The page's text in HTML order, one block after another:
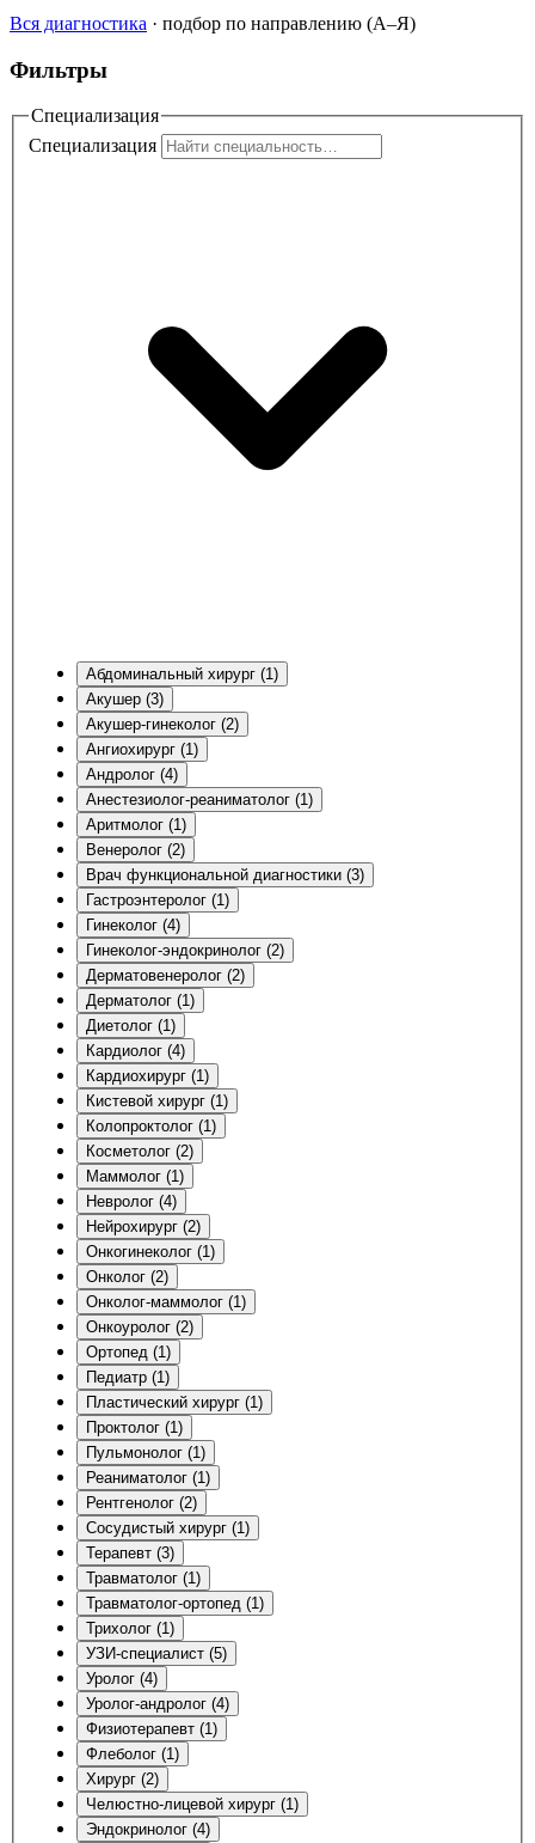
Вся диагностика · подбор по направлению (A–Я)
Фильтры
Специализация
Специализация
Абдоминальный хирург (1)
Акушер (3)
Акушер-гинеколог (2)
Ангиохирург (1)
Андролог (4)
Анестезиолог-реаниматолог (1)
Аритмолог (1)
Венеролог (2)
Врач функциональной диагностики (3)
Гастроэнтеролог (1)
Гинеколог (4)
Гинеколог-эндокринолог (2)
Дерматовенеролог (2)
Дерматолог (1)
Диетолог (1)
Кардиолог (4)
Кардиохирург (1)
Кистевой хирург (1)
Колопроктолог (1)
Косметолог (2)
Маммолог (1)
Невролог (4)
Нейрохирург (2)
Онкогинеколог (1)
Онколог (2)
Онколог-маммолог (1)
Онкоуролог (2)
Ортопед (1)
Педиатр (1)
Пластический хирург (1)
Проктолог (1)
Пульмонолог (1)
Реаниматолог (1)
Рентгенолог (2)
Сосудистый хирург (1)
Терапевт (3)
Травматолог (1)
Травматолог-ортопед (1)
Трихолог (1)
УЗИ-специалист (5)
Уролог (4)
Уролог-андролог (4)
Физиотерапевт (1)
Флеболог (1)
Хирург (2)
Челюстно-лицевой хирург (1)
Эндокринолог (4)